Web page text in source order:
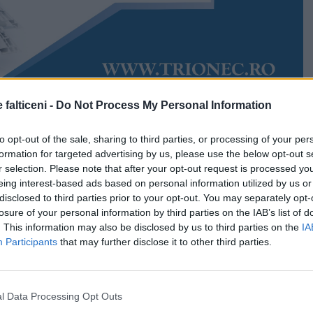
falticeni - Do Not Process My Personal Information
opt-out of the sale, sharing to third parties, or processing of your
for targeted advertising by us, please use the below opt-out
selection. Please note that after your opt-out request is processed
interest-based ads based on personal information utilized by us
to third parties prior to your opt-out. You may separately
of your personal information by third parties on the IAB’s list of
This information may also be disclosed by us to third parties on the
Participants that may further disclose it to other third parties.
Data Processing Opt Outs
Accesări:
ale examenului național de Bacalaureat 2026, afișate
contestațiilor, confirmă un nivel bun de
de liceu. Din cei 602 candidați care s-au
427 au reușit să promoveze, ceea ce înseamnă o
de aproximativ 70,93%.
arată că, din totalul celor 629 de elevi înscriși la
să absenteze de la sesiunea actuală.
de candidați nu au reușit să obțină media minimă